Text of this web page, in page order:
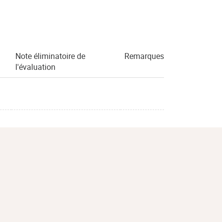
Note éliminatoire de
l'évaluation
Remarques